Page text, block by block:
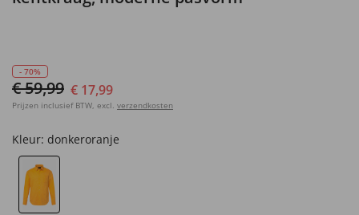
- 70%
€ 59,99 € 17,99
Prijzen inclusief BTW, excl. verzendkosten
Kleur: donkeroranje